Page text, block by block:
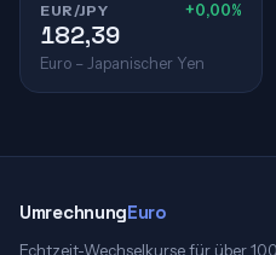
EUR/JPY +0,00%
182,39
Euro – Japanischer Yen
UmrechnungEuro
Echtzeit-Wechselkurse für über